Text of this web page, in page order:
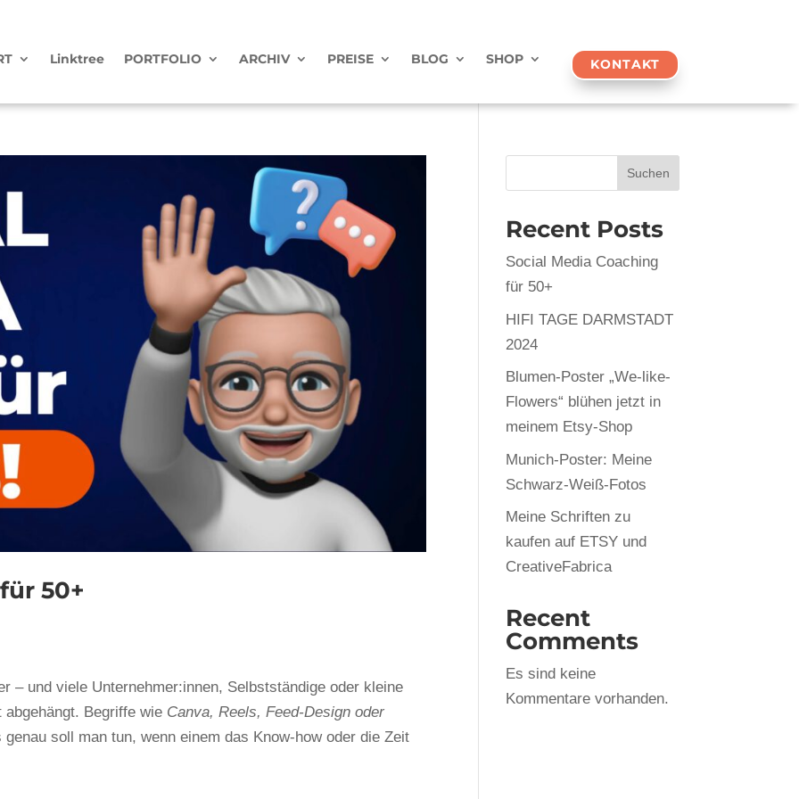
Linktree PORTFOLIO ARCHIV PREISE BLOG SHOP KONTAKT
50+
– und viele Unternehmer:innen, Selbstständige oder kleine
Begriffe wie Canva, Reels, Feed-Design oder
soll man tun, wenn einem das Know-how oder die Zeit
Suchen
Recent Posts
Social Media Coaching
für 50+
HIFI TAGE DARMSTADT
2024
Blumen-Poster „We-like-
Flowers“ blühen jetzt in
meinem Etsy-Shop
Munich-Poster: Meine
Schwarz-Weiß-Fotos
Meine Schriften zu
kaufen auf ETSY und
CreativeFabrica
Recent
Comments
Es sind keine
Kommentare vorhanden.